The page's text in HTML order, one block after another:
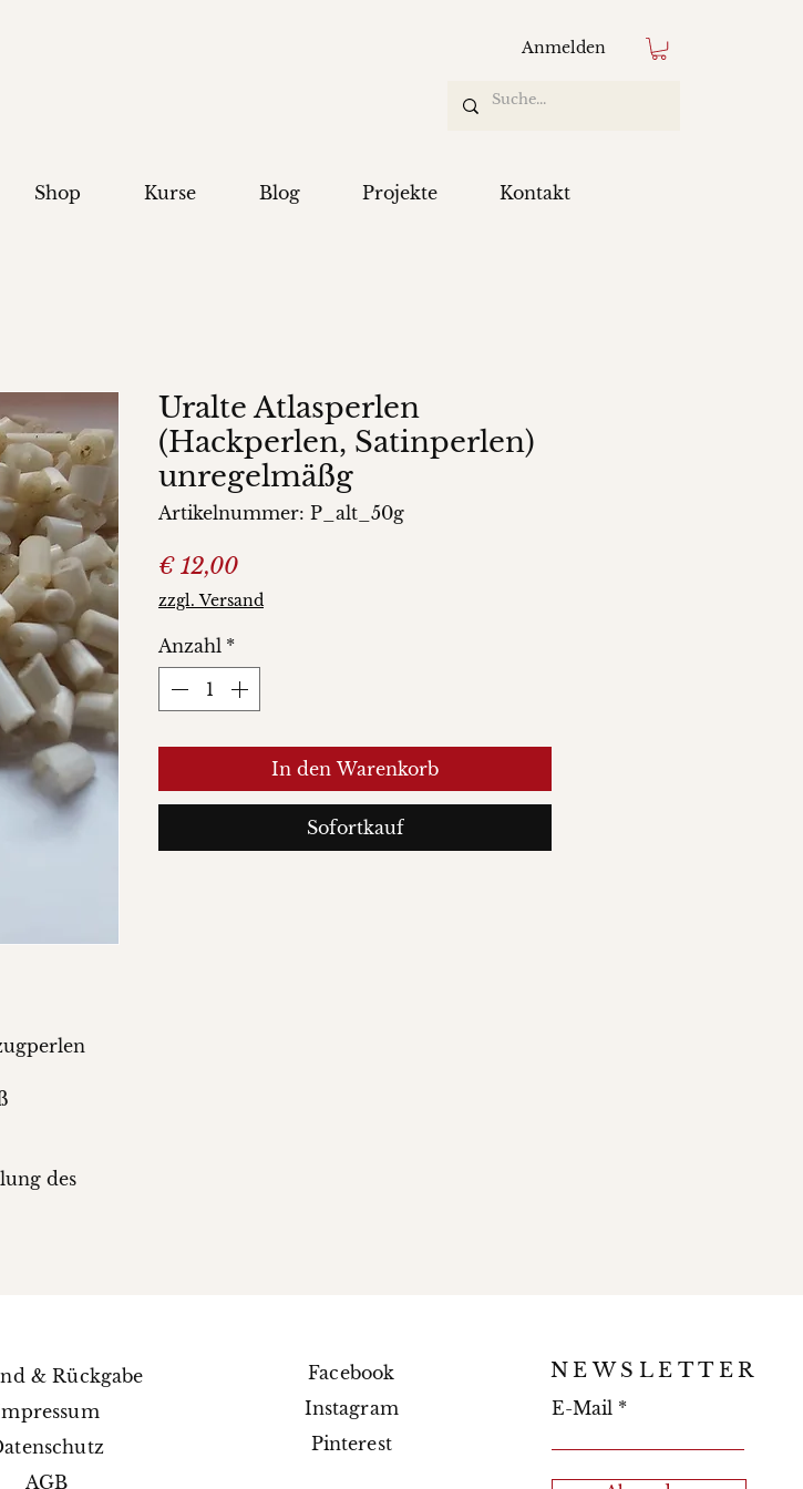
Anmelden
Shop Kurse Blog Projekte Kontakt
des
Uralte Atlasperlen
(Hackperlen, Satinperlen)
unregelmäßg
Artikelnummer: P_alt_50g
€ 12,00Preis
zzgl. Versand
Anzahl *
In den Warenkorb
Sofortkauf
& Rückgabe
AGB
Facebook
Instagram
Pinterest
NEWSLETTER
E-Mail